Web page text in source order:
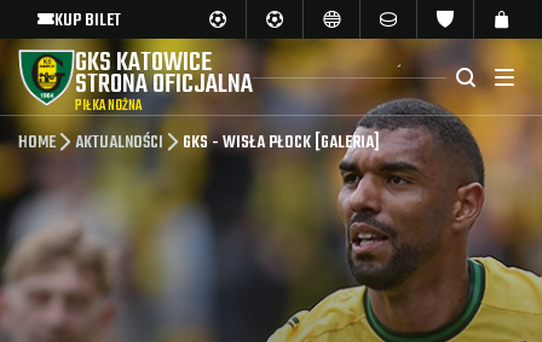
KUP BILET
GKS KATOWICE
STRONA OFICJALNA
PIŁKA NOŻNA
HOME AKTUALNOŚCI GKS - WISŁA PŁOCK [GALERIA]